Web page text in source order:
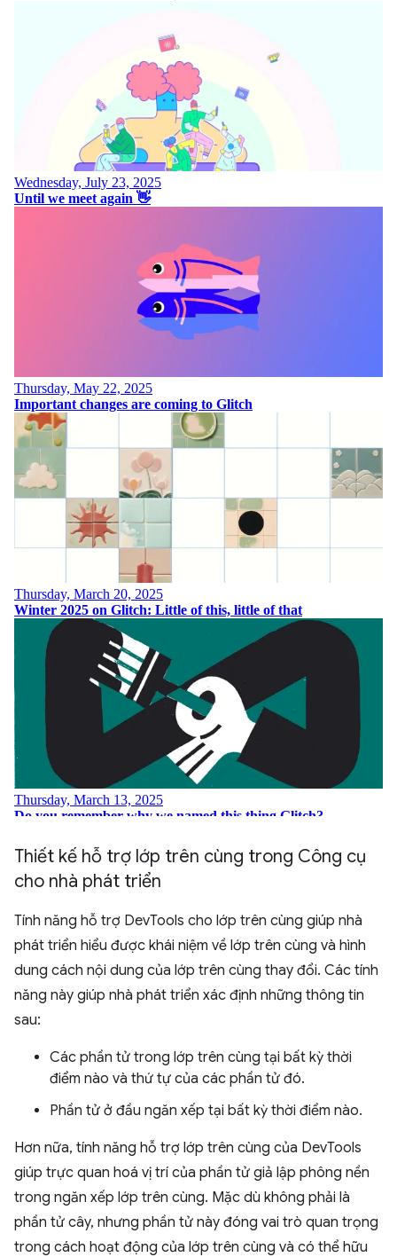
Thiết kế hỗ trợ lớp trên cùng trong Công cụ
cho nhà phát triển
Tính năng hỗ trợ DevTools cho lớp trên cùng giúp nhà
phát triển hiểu được khái niệm về lớp trên cùng và hình
dung cách nội dung của lớp trên cùng thay đổi. Các tính
năng này giúp nhà phát triển xác định những thông tin
sau:
Các phần tử trong lớp trên cùng tại bất kỳ thời
điểm nào và thứ tự của các phần tử đó.
Phần tử ở đầu ngăn xếp tại bất kỳ thời điểm nào.
Hơn nữa, tính năng hỗ trợ lớp trên cùng của DevTools
giúp trực quan hoá vị trí của phần tử giả lập phông nền
trong ngăn xếp lớp trên cùng. Mặc dù không phải là
phần tử cây, nhưng phần tử này đóng vai trò quan trọng
trong cách hoạt động của lớp trên cùng và có thể hữu